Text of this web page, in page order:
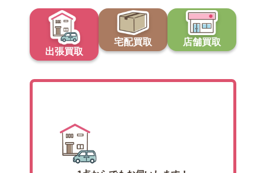
出張買取
宅配買取 店舗買取